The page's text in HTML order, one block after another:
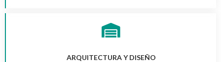
ARQUITECTURA Y DISEÑO